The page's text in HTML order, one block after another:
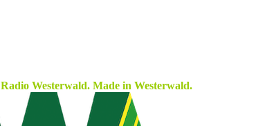
Radio Westerwald. Made in Westerwald.